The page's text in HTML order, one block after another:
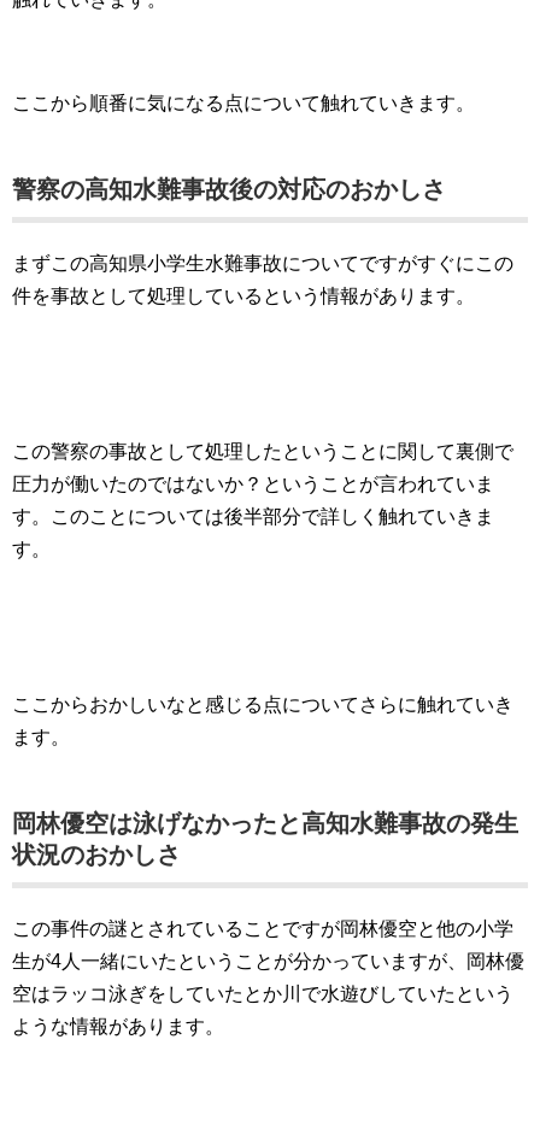
ここから順番に気になる点について触れていきます。
警察の高知水難事故後の対応のおかしさ
まずこの高知県小学生水難事故についてですがすぐにこの
件を事故として処理しているという情報があります。
この警察の事故として処理したということに関して裏側で
圧力が働いたのではないか？ということが言われていま
す。このことについては後半部分で詳しく触れていきま
す。
ここからおかしいなと感じる点についてさらに触れていき
ます。
岡林優空は泳げなかったと高知水難事故の発生
状況のおかしさ
この事件の謎とされていることですが岡林優空と他の小学
生が4人一緒にいたということが分かっていますが、岡林優
空はラッコ泳ぎをしていたとか川で水遊びしていたという
ような情報があります。